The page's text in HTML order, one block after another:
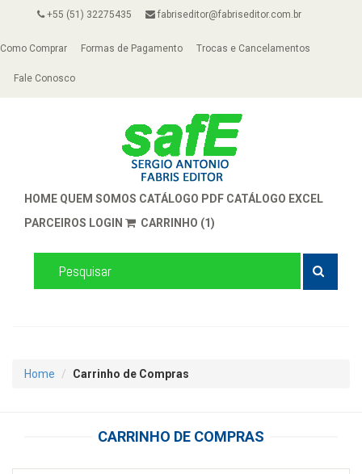
+55 (51) 32275435 fabriseditor@fabriseditor.com.br
Como Comprar Formas de Pagamento Trocas e Cancelamentos
Fale Conosco
HOME QUEM SOMOS CATÁLOGO PDF CATÁLOGO EXCEL
PARCEIROS LOGIN CARRINHO (1)
Home Carrinho de Compras
CARRINHO DE COMPRAS